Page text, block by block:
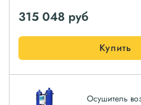
315 048 руб
Купить
Осушитель